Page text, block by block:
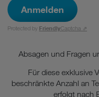
Anmelden
Protected by FriendlyCaptcha ⇗
Absagen und Fragen
Für diese exklusive
beschränkte Anzahl an
erfolgt nach